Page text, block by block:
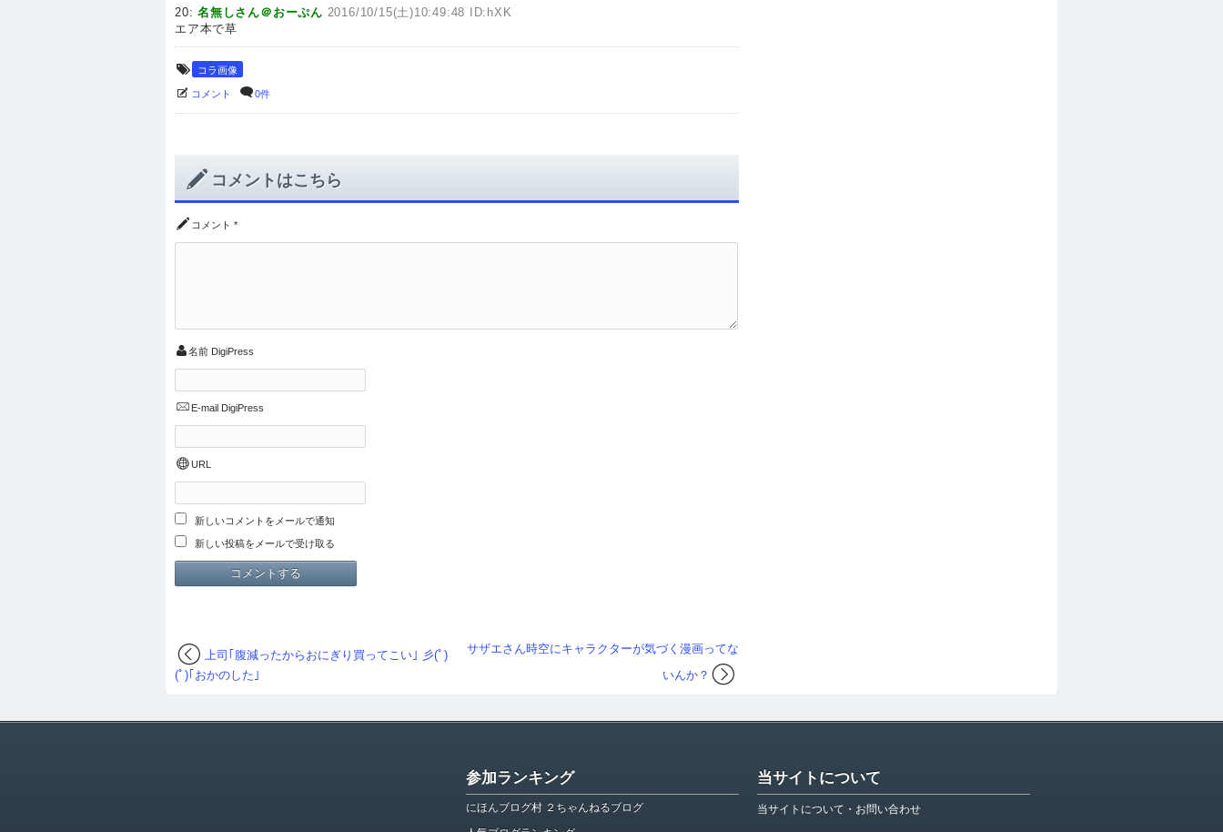
20:名無しさん＠おーぷん 2016/10/15(土)10:49:48 ID:hXK
エア本で草
コラ画像
コメント 0件
コメントはこちら
コメント *
名前 DigiPress
E-mail DigiPress
URL
新しいコメントをメールで通知
新しい投稿をメールで受け取る
サザエさん時空にキャラクターが気づく漫画ってな
いんか？
上司｢腹減ったからおにぎり買ってこい｣ 彡(ﾟ)
(ﾟ)｢おかのした｣
参加ランキング
にほんブログ村 ２ちゃんねるブログ
当サイトについて
当サイトについて・お問い合わせ